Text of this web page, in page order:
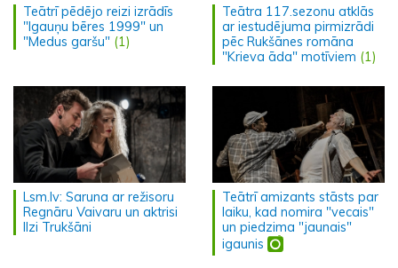
Teātrī pēdējo reizi izrādīs
"Igauņu bēres 1999" un
"Medus garšu" (1)
Teātra 117.sezonu atklās
ar iestudējuma pirmizrādi
pēc Rukšānes romāna
"Krieva āda" motīviem (1)
Lsm.lv: Saruna ar režisoru
Regnāru Vaivaru un aktrisi
Ilzi Trukšāni
Teātrī amizants stāsts par
laiku, kad nomira "vecais"
un piedzima "jaunais"
igaunis